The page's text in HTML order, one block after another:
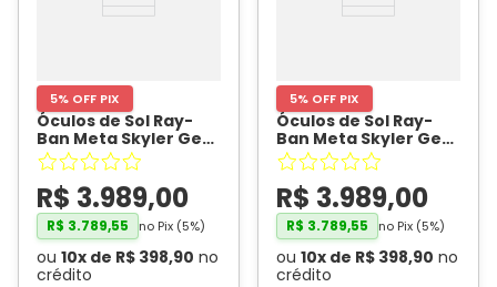
5% OFF PIX
Óculos de Sol Ray-
Ban Meta Skyler Gen
2 RW4014 Preto
Brilhante /
Transitions Verde
Grafite Unissex - RAY
BAN META
R$ 3.989,00
R$ 3.789,55 no Pix (5%)
ou 10x de R$ 398,90 no
crédito
5% OFF PIX
Óculos de Sol Ray-
Ban Meta Skyler Gen
2 RW4014 Violeta
Mística Brilhante /
Transitions Ametista
Unissex- RAY BAN
META
R$ 3.989,00
R$ 3.789,55 no Pix (5%)
ou 10x de R$ 398,90 no
crédito